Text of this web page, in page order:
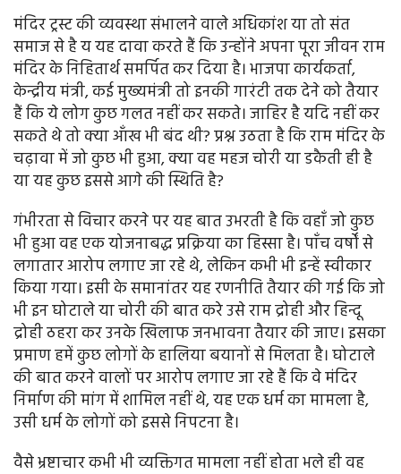
मंदिर ट्रस्ट की व्यवस्था संभालने वाले अधिकांश या तो संत
समाज से है य यह दावा करते हैं कि उन्होंने अपना पूरा जीवन राम
मंदिर के निहितार्थ समर्पित कर दिया है। भाजपा कार्यकर्ता,
केन्द्रीय मंत्री, कई मुख्यमंत्री तो इनकी गारंटी तक देने को तैयार
हैं कि ये लोग कुछ गलत नहीं कर सकते। जाहिर है यदि नहीं कर
सकते थे तो क्या आँख भी बंद थी? प्रश्न उठता है कि राम मंदिर के
चढ़ावा में जो कुछ भी हुआ, क्या वह महज चोरी या डकैती ही है
या यह कुछ इससे आगे की स्थिति है?
गंभीरता से विचार करने पर यह बात उभरती है कि वहाँ जो कुछ
भी हुआ वह एक योजनाबद्ध प्रक्रिया का हिस्सा है। पाँच वर्षों से
लगातार आरोप लगाए जा रहे थे, लेकिन कभी भी इन्हें स्वीकार
किया गया। इसी के समानांतर यह रणनीति तैयार की गई कि जो
भी इन घोटाले या चोरी की बात करे उसे राम द्रोही और हिन्दू
द्रोही ठहरा कर उनके खिलाफ जनभावना तैयार की जाए। इसका
प्रमाण हमें कुछ लोगों के हालिया बयानों से मिलता है। घोटाले
की बात करने वालों पर आरोप लगाए जा रहे हैं कि वे मंदिर
निर्माण की मांग में शामिल नहीं थे, यह एक धर्म का मामला है,
उसी धर्म के लोगों को इससे निपटना है।
वैसे भ्रष्टाचार कभी भी व्यक्तिगत मामला नहीं होता भले ही वह